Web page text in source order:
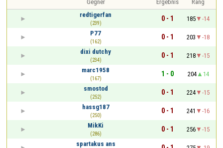
Gegner Ergebnis
Rang
redtigerfan
(239)
0 - 1 185
-14
P77
(162)
0 - 1 203
-18
dixi dutchy
(234)
0 - 1 218
-15
marc1958
(167)
1 - 0 204
14
smostod
(252)
0 - 1 224
-15
hassg187
(250)
0 - 1 241
-16
MikKi
(286)
0 - 1 256
-15
spartakus ans